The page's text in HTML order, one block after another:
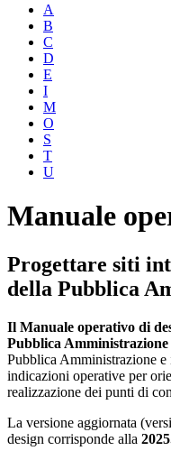
A
B
C
D
E
I
M
O
S
T
U
Manuale
Progettare siti
della Pubblica
Il Manuale operativo di
Pubblica Amministrazione
Pubblica Amministrazione
indicazioni operative per
realizzazione dei punti di
La versione aggiornata
design corrisponde alla